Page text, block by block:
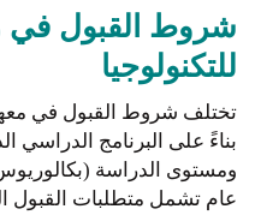
شروط القبول في
للتكنولوجيا
بناءً على البرنامج الدراسي
ومستوى الدراسة
عام تشمل متطلبات القبول